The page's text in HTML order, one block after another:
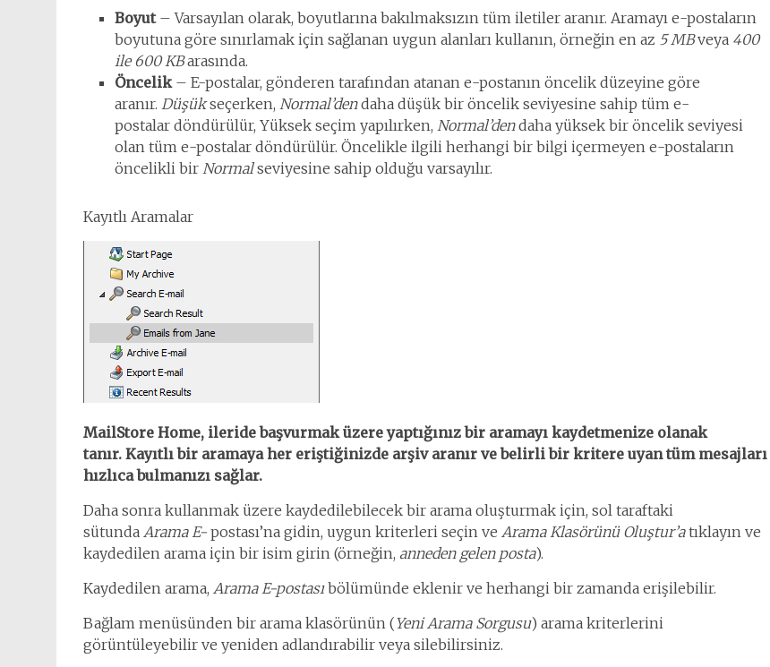
Boyut– Varsayılan olarak, boyutlarına bakılmaksızın tüm iletiler aranır. Aramayı e-postaların
boyutuna göre sınırlamak için sağlanan uygun alanları kullanın, örneğin en az 5 MBveya 400
ile 600 KBarasında.
Öncelik– E-postalar, gönderen tarafından atanan e-postanın öncelik düzeyine göre
aranır. Düşükseçerken, Normal’dendaha düşük bir öncelik seviyesine sahip tüm e-
postalar döndürülür, Yüksek seçim yapılırken, Normal’dendaha yüksek bir öncelik seviyesi
olan tüm e-postalar döndürülür. Öncelikle ilgili herhangi bir bilgi içermeyen e-postaların
öncelikli bir Normalseviyesine sahip olduğu varsayılır.
Kayıtlı Aramalar
MailStore Home, ileride başvurmak üzere yaptığınız bir aramayı kaydetmenize olanak
tanır. Kayıtlı bir aramaya her eriştiğinizde arşiv aranır ve belirli bir kritere uyan tüm mesajları
hızlıca bulmanızı sağlar.
Daha sonra kullanmak üzere kaydedilebilecek bir arama oluşturmak için, sol taraftaki
sütunda Arama E-postası’na gidin, uygun kriterleri seçin ve Arama Klasörünü Oluştur’atıklayın ve
kaydedilen arama için bir isim girin (örneğin, anneden gelen posta).
Kaydedilen arama, Arama E-postasıbölümünde eklenir ve herhangi bir zamanda erişilebilir.
Bağlam menüsünden bir arama klasörünün (Yeni Arama Sorgusu) arama kriterlerini
görüntüleyebilir ve yeniden adlandırabilir veya silebilirsiniz.